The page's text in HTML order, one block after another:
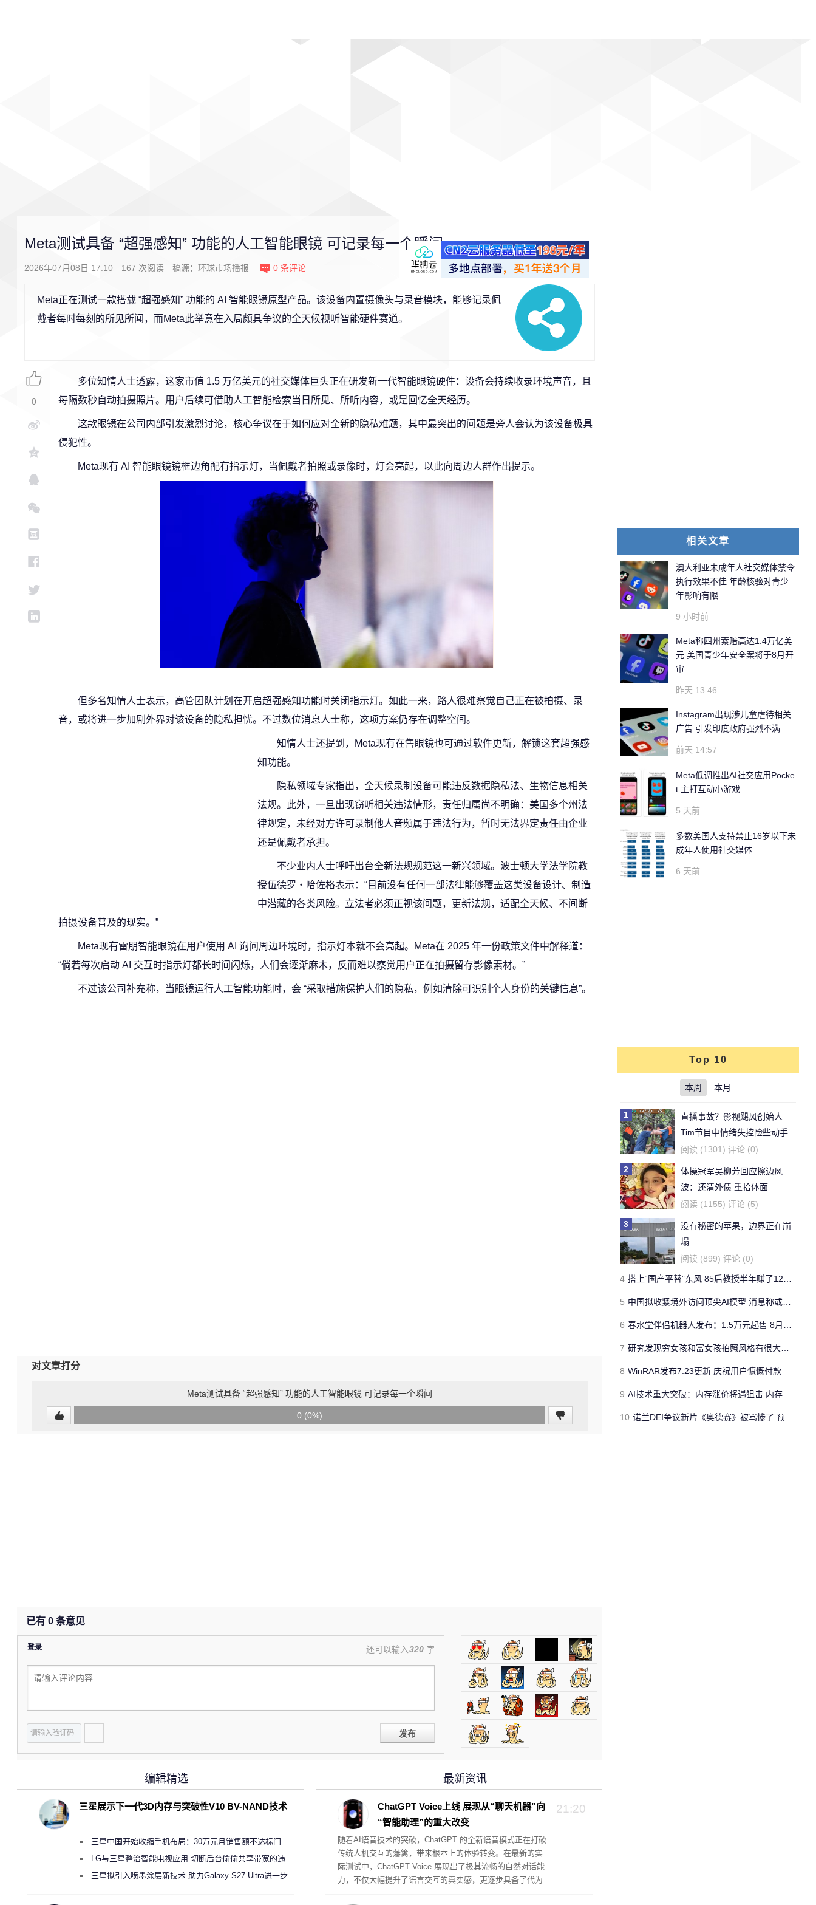
Meta测试具备 “超强感知” 功能的人工智能眼镜 可记录每一个瞬间
2026年07月08日 17:10 167 次阅读 稿源： 环球市场播报 0 条评论
Meta正在测试一款搭载 “超强感知” 功能的 AI 智能眼镜原型产品。该设备内置摄像头与录音模块，能够记录佩
戴者每时每刻的所见所闻，而Meta此举意在入局颇具争议的全天候视听智能硬件赛道。
多位知情人士透露，这家市值 1.5 万亿美元的社交媒体巨头正在研发新一代智能眼镜硬件：设备会持续收录环境声音，且
每隔数秒自动拍摄照片。用户后续可借助人工智能检索当日所见、所听内容，或是回忆全天经历。
这款眼镜在公司内部引发激烈讨论，核心争议在于如何应对全新的隐私难题，其中最突出的问题是旁人会认为该设备极具
侵犯性。
Meta现有 AI 智能眼镜镜框边角配有指示灯，当佩戴者拍照或录像时，灯会亮起，以此向周边人群作出提示。
但多名知情人士表示，高管团队计划在开启超强感知功能时关闭指示灯。如此一来，路人很难察觉自己正在被拍摄、录
音，或将进一步加剧外界对该设备的隐私担忧。不过数位消息人士称，这项方案仍存在调整空间。
知情人士还提到，Meta现有在售眼镜也可通过软件更新，解锁这套超强感
知功能。
隐私领域专家指出，全天候录制设备可能违反数据隐私法、生物信息相关
法规。此外，一旦出现窃听相关违法情形，责任归属尚不明确：美国多个州法
律规定，未经对方许可录制他人音频属于违法行为，暂时无法界定责任由企业
还是佩戴者承担。
不少业内人士呼吁出台全新法规规范这一新兴领域。波士顿大学法学院教
授伍德罗・哈佐格表示：“目前没有任何一部法律能够覆盖这类设备设计、制造
中潜藏的各类风险。立法者必须正视该问题，更新法规，适配全天候、不间断
拍摄设备普及的现实。”
Meta现有雷朋智能眼镜在用户使用 AI 询问周边环境时，指示灯本就不会亮起。Meta在 2025 年一份政策文件中解释道：
“倘若每次启动 AI 交互时指示灯都长时间闪烁，人们会逐渐麻木，反而难以察觉用户正在拍摄留存影像素材。”
不过该公司补充称，当眼镜运行人工智能功能时，会 “采取措施保护人们的隐私，例如清除可识别个人身份的关键信息”。
0
对文章打分
Meta测试具备 “超强感知” 功能的人工智能眼镜 可记录每一个瞬间
0 (0%)
已有 0 条意见
登录 还可以输入320 字
发布
最新资讯
21:20
ChatGPT Voice上线 展现从“聊天机器”向
“智能助理”的重大改变
随着AI语音技术的突破，ChatGPT 的全新语音模式正在打破
传统人机交互的藩篱，带来根本上的体验转变。在最新的实
际测试中，ChatGPT Voice 展现出了极其流畅的自然对话能
力，不仅大幅提升了语言交互的真实感，更逐步具备了代为
编辑精选
三星展示下一代3D内存与突破性V10 BV-NAND技术
三星中国开始收缩手机布局：30万元月销售额不达标门
店 将被逐步清退
LG与三星整治智能电视应用 切断后台偷偷共享带宽的违
规行为三星拟引入喷墨涂层新技术 助力Galaxy S27 Ultra进一步
相关文章
澳大利亚未成年人社交媒体禁令
执行效果不佳 年龄核验对青少
年影响有限
9 小时前
Meta称四州索赔高达1.4万亿美
元 美国青少年安全案将于8月开
审
昨天 13:46
Instagram出现涉儿童虐待相关
广告 引发印度政府强烈不满
前天 14:57
Meta低调推出AI社交应用Pocke
t 主打互动小游戏
5 天前
多数美国人支持禁止16岁以下未
成年人使用社交媒体
6 天前
Top 10
本周 本月
1
直播事故？影视飓风创始人
Tim节目中情绪失控险些动手
阅读 (1301) 评论 (0)
2
体操冠军吴柳芳回应擦边风
波：还清外债 重拾体面
阅读 (1155) 评论 (5)
3
没有秘密的苹果，边界正在崩
塌
阅读 (899) 评论 (0)
4 搭上“国产平替”东风 85后教授半年赚了1200亿
5 中国拟收紧境外访问顶尖AI模型 消息称或将其纳入国家安全法监管
6 春水堂伴侣机器人发布：1.5万元起售 8月起批量交货
7 研究发现穷女孩和富女孩拍照风格有很大差异
8 WinRAR发布7.23更新 庆祝用户慷慨付款
9 AI技术重大突破：内存涨价将遇狙击 内存用量大降
10 诺兰DEI争议新片《奥德赛》被骂惨了 预告创生涯最差纪录